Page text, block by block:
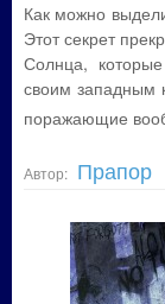
Как можно
Этот секрет
Солнца,
своим западным
поражающие
Автор: Прапор